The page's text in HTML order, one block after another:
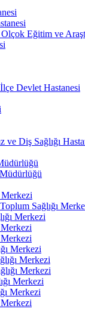
Eğitim ve
Devlet Hastanesi
Diş Sağlığı
Merkezi
Sağlığı
Merkezi
Merkezi
Merkezi
Merkezi
Merkezi
Merkezi